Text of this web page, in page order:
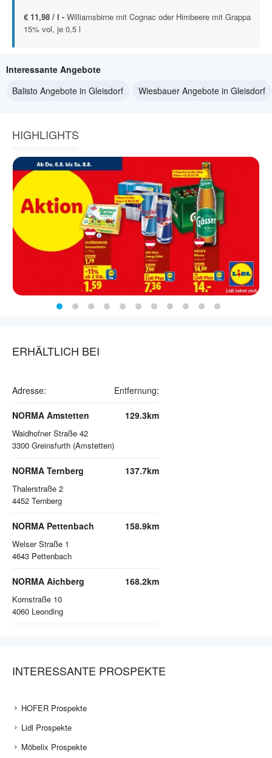
€ 11,98 / l - Williamsbirne mit Cognac oder Himbeere mit Grappa
15% vol, je 0,5 l
Interessante Angebote
Balisto Angebote in Gleisdorf
Wiesbauer Angebote in Gleisdorf
HIGHLIGHTS
ERHÄLTLICH BEI
Adresse: Entfernung:
NORMA Amstetten
Waidhofner Straße 42
3300 Greinsfurth (Amstetten)
129.3km
NORMA Ternberg
Thalerstraße 2
4452 Ternberg
137.7km
NORMA Pettenbach
Welser Straße 1
4643 Pettenbach
158.9km
NORMA Aichberg
Kornstraße 10
4060 Leonding
168.2km
INTERESSANTE PROSPEKTE
HOFER Prospekte
Lidl Prospekte
Möbelix Prospekte